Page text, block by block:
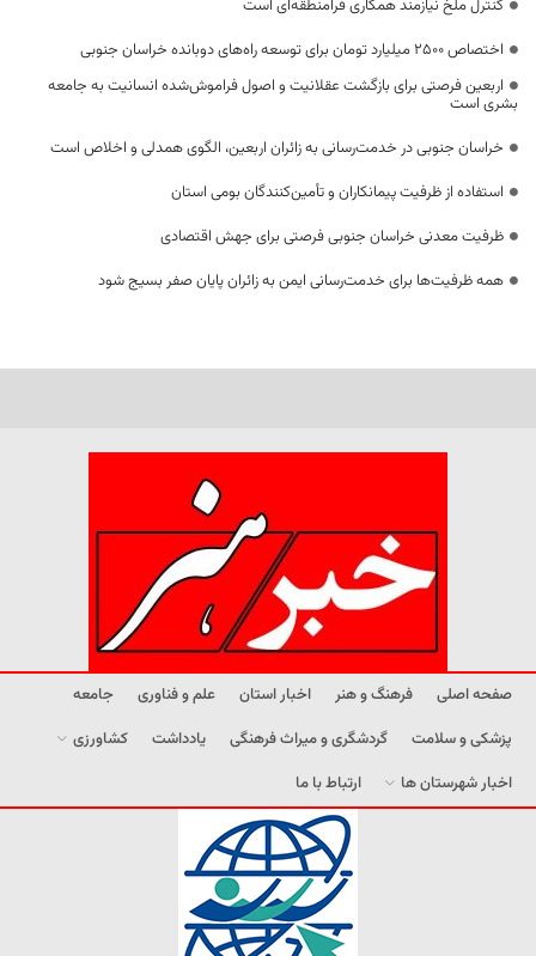
کنترل ملخ نیازمند همکاری فرامنطقه‌ای است
اختصاص 2500 میلیارد تومان برای توسعه راه‌های دوبانده خراسان جنوبی
اربعین فرصتی برای بازگشت عقلانیت و اصول فراموش‌شده انسانیت به جامعه
بشری است
خراسان جنوبی در خدمت‌رسانی به زائران اربعین، الگوی همدلی و اخلاص است
استفاده از ظرفیت پیمانکاران و تأمین‌کنندگان بومی استان
ظرفیت معدنی خراسان جنوبی فرصتی برای جهش اقتصادی
همه ظرفیت‌ها برای خدمت‌رسانی ایمن به زائران پایان صفر بسیج شود
صفحه اصلی فرهنگ و هنر اخبار استان علم و فناوری
جامعه
پزشکی و سلامت
گردشگری و میراث فرهنگی یادداشت
کشاورزی
اخبار شهرستان ها
ارتباط با ما